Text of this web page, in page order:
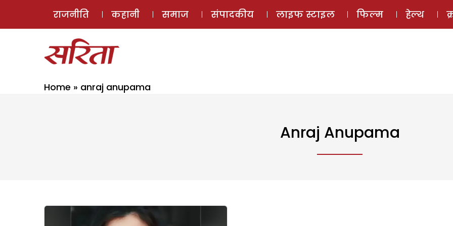
ई-मैगज़ीन
राजनीति कहानी समाज संपादकीय लाइफ स्टाइल फिल्म हेल्थ
Home » anraj anupama
Anraj Anupama